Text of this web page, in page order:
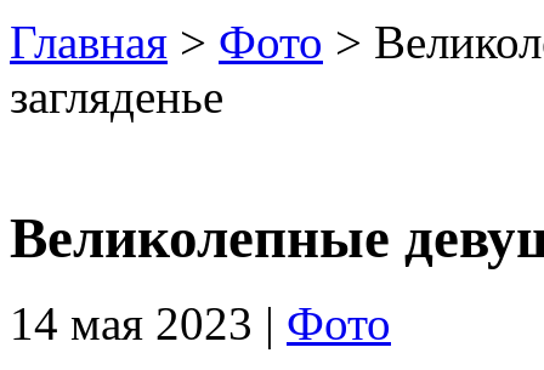
Главная > Фото >
загляденье
Великолепные
14 мая 2023 | Фото